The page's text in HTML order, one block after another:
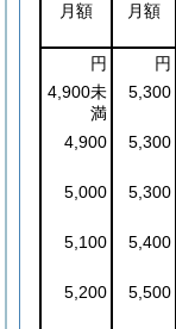
月額
月額
円 円
4,900未
満
5,300
4,900
5,300
5,000 5,300
5,100 5,400
5,200 5,500